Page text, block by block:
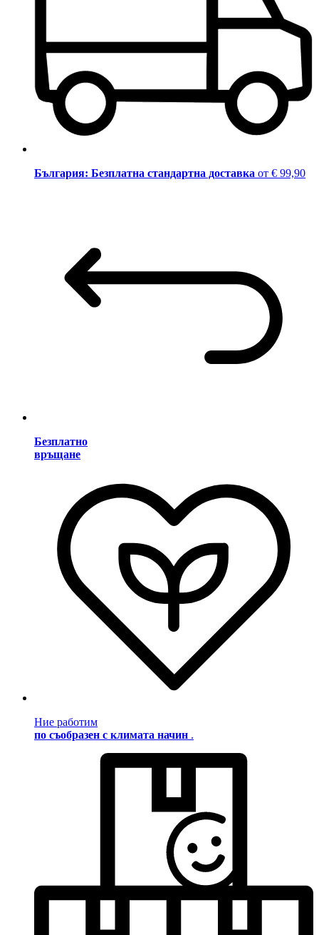
България: Безплатна стандартна доставка от € 99,90
Безплатно
връщане
Ние работим
по съобразен с климата начин .